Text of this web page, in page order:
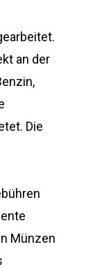
an der
Die
Münzen